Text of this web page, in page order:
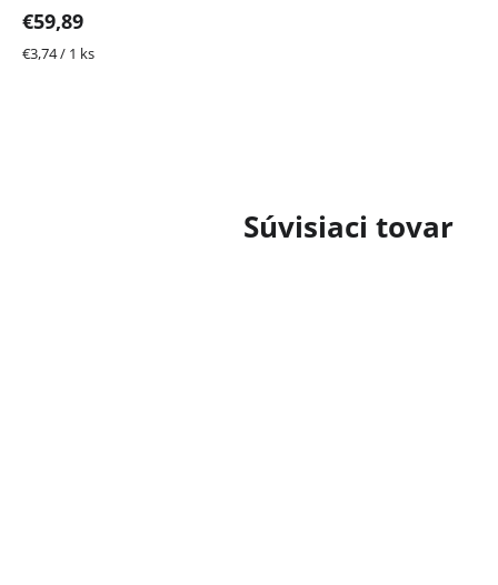
Súvisiaci tovar
€59,89
Jednotková
€3,74 / 1 ks